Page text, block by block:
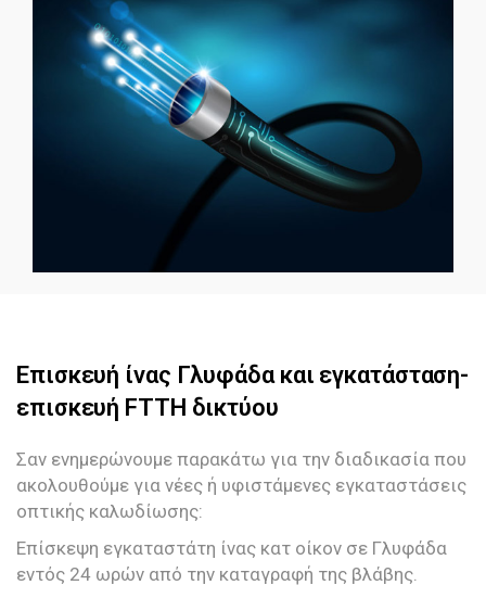
Επισκευή ίνας Γλυφάδα και εγκατάσταση-
επισκευή FTTH δικτύου
Σαν ενημερώνουμε παρακάτω για την διαδικασία που
ακολουθούμε για νέες ή υφιστάμενες εγκαταστάσεις
οπτικής καλωδίωσης:
Επίσκεψη εγκαταστάτη ίνας κατ οίκον σε Γλυφάδα
εντός 24 ωρών από την καταγραφή της βλάβης.